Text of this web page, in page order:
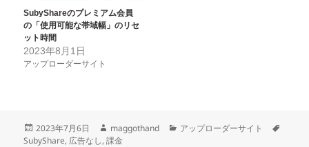
SubyShareのプレミアム会員
の「使用可能な帯域幅」のリセ
ット時間
2023年8月1日
アップローダーサイト
投
稿
2023年7月6日
作
成
maggothand
カ
アップローダーサイト
SubyShare, 広告なし,課金